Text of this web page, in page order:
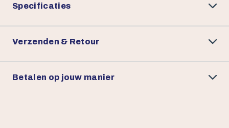
Specificaties
Verzenden & Retour
Betalen op jouw manier